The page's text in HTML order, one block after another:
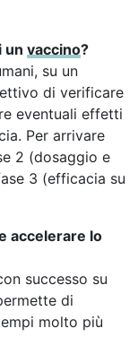
un vaccino?
su un
di verificare
eventuali effetti
Per arrivare
2 (dosaggio e
3 (efficacia su
accelerare lo
successo su
di
molto più